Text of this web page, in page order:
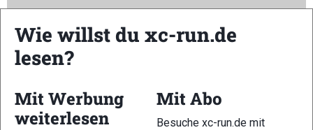
Wie willst du xc-run.de
lesen?
Mit Werbung
weiterlesen
Mit Abo
Besuche xc-run.de mit